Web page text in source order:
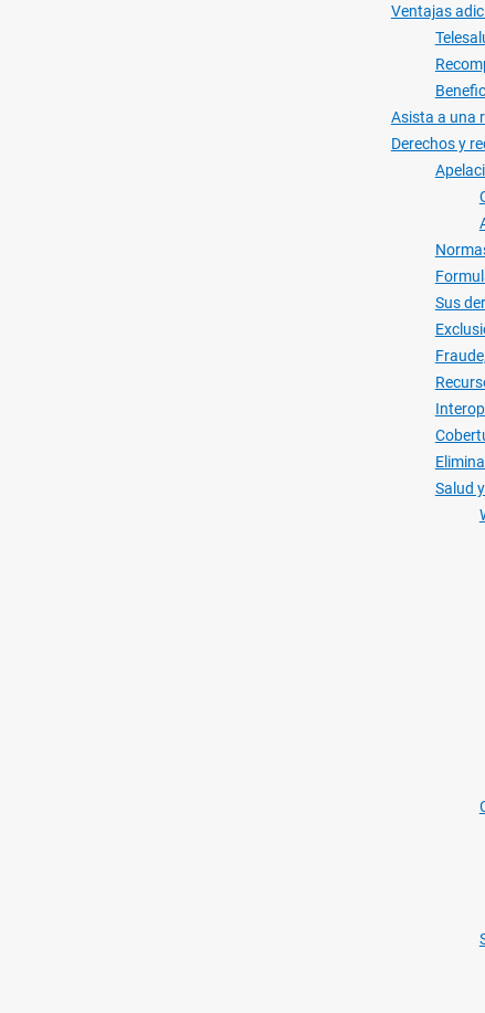
Ventajas
Asista a una
Derechos y
Sus
Salud